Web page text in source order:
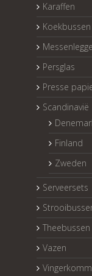
Karaffen
Persglas
Presse
Scandinavië
Finland
Zweden
Serveersets
Vazen